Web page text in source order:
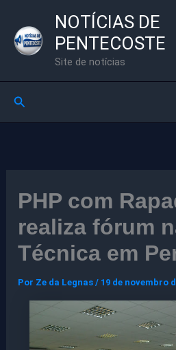
para
NOTÍCIAS DE
PENTECOSTE
Site de notícias
Pesquisar
PHP com
realiza fórum
Técnica em
Por Ze da Legnas/ 19 de novembro